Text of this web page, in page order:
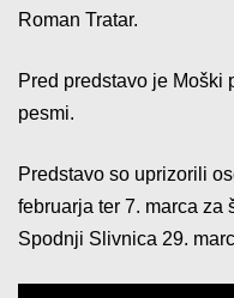
Roman Tratar.
Pred predstavo je Moški
pesmi.
Predstavo so uprizorili
februarja ter 7. marca za
Spodnji Slivnica 29.